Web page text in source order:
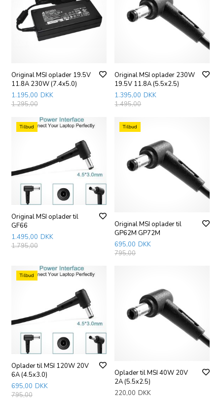
Original MSI oplader 19.5V
11.8A 230W (7.4x5.0)
1.195,00 DKK
1.295,00
Original MSI oplader 230W
19.5V 11.8A (5.5x2.5)
1.395,00 DKK
1.495,00
Tilbud
Original MSI oplader til
GF66
1.495,00 DKK
1.795,00
Tilbud
Original MSI oplader til
GP62M GP72M
695,00 DKK
795,00
Tilbud
Oplader til MSI 120W 20V
6A (4.5x3.0)
695,00 DKK
795,00
Oplader til MSI 40W 20V
2A (5.5x2.5)
220,00 DKK